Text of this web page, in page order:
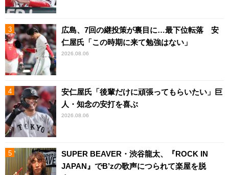
広島、7回の継投策が裏目に…最下位転落 安
仁屋氏「この時期に来て勉強はない」
2026.08.06
安仁屋氏「後輩だけに頑張ってもらいたい」巨
人・知念の安打を喜ぶ
2026.08.06
SUPER BEAVER・渋谷龍太、『ROCK IN
JAPAN』でB’zの歌声につられて楽屋を脱